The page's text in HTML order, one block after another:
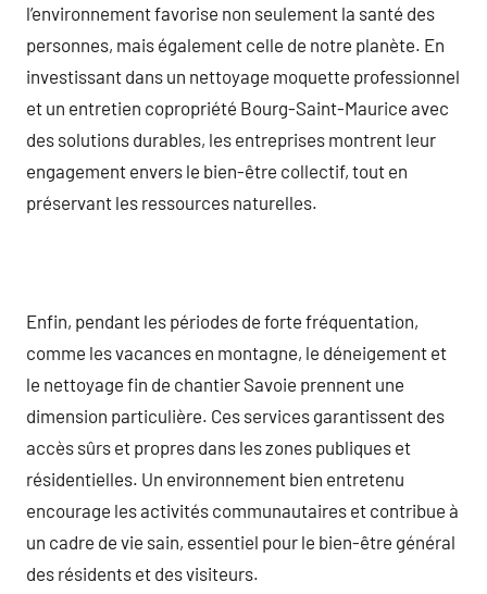
l’environnement favorise non seulement la santé des
personnes, mais également celle de notre planète. En
investissant dans un nettoyage moquette professionnel
et un entretien copropriété Bourg-Saint-Maurice avec
des solutions durables, les entreprises montrent leur
engagement envers le bien-être collectif, tout en
préservant les ressources naturelles.
Enfin, pendant les périodes de forte fréquentation,
comme les vacances en montagne, le déneigement et
le nettoyage fin de chantier Savoie prennent une
dimension particulière. Ces services garantissent des
accès sûrs et propres dans les zones publiques et
résidentielles. Un environnement bien entretenu
encourage les activités communautaires et contribue à
un cadre de vie sain, essentiel pour le bien-être général
des résidents et des visiteurs.